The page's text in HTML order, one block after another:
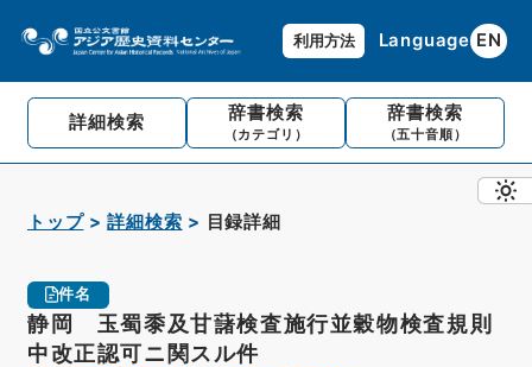
利用方法 Language EN
詳細検索 辞書検索
（カテゴリ）
辞書検索
（五十音順）
トップ 詳細検索 目録詳細
件名
静岡 玉蜀黍及甘藷検査施行並穀物検査規則
中改正認可ニ関スル件